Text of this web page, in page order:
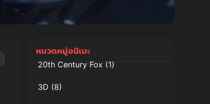
หมวดหมู่อนิเมะ
20th Century Fox(1)
3D (8)